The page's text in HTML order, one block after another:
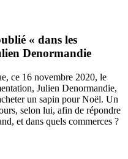
« dans les
Denormandie
ce 16 novembre 2020, le
Julien Denormandie,
un sapin pour Noël. Un
selon lui, afin de répondre
et dans quels commerces ?